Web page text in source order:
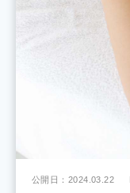
公開日：2024.03.22